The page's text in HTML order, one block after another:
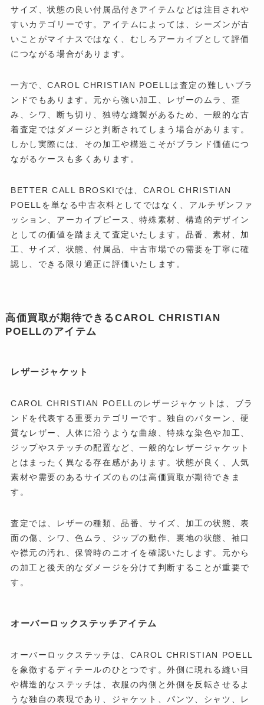
サイズ、状態の良い付属品付きアイテムなどは注目されや
すいカテゴリーです。アイテムによっては、シーズンが古
いことがマイナスではなく、むしろアーカイブとして評価
につながる場合があります。
一方で、CAROL CHRISTIAN POELLは査定の難しいブラ
ンドでもあります。元から強い加工、レザーのムラ、歪
み、シワ、断ち切り、独特な縫製があるため、一般的な古
着査定ではダメージと判断されてしまう場合があります。
しかし実際には、その加工や構造こそがブランド価値につ
ながるケースも多くあります。
BETTER CALL BROSKIでは、CAROL CHRISTIAN
POELLを単なる中古衣料としてではなく、アルチザンファ
ッション、アーカイブピース、特殊素材、構造的デザイン
としての価値を踏まえて査定いたします。品番、素材、加
工、サイズ、状態、付属品、中古市場での需要を丁寧に確
認し、できる限り適正に評価いたします。
高価買取が期待できるCAROL CHRISTIAN
POELLのアイテム
レザージャケット
CAROL CHRISTIAN POELLのレザージャケットは、ブラ
ンドを代表する重要カテゴリーです。独自のパターン、硬
質なレザー、人体に沿うような曲線、特殊な染色や加工、
ジップやステッチの配置など、一般的なレザージャケット
とはまったく異なる存在感があります。状態が良く、人気
素材や需要のあるサイズのものは高価買取が期待できま
す。
査定では、レザーの種類、品番、サイズ、加工の状態、表
面の傷、シワ、色ムラ、ジップの動作、裏地の状態、袖口
や襟元の汚れ、保管時のニオイを確認いたします。元から
の加工と後天的なダメージを分けて判断することが重要で
す。
オーバーロックステッチアイテム
オーバーロックステッチは、CAROL CHRISTIAN POELL
を象徴するディテールのひとつです。外側に現れる縫い目
や構造的なステッチは、衣服の内側と外側を反転させるよ
うな独自の表現であり、ジャケット、パンツ、シャツ、レ